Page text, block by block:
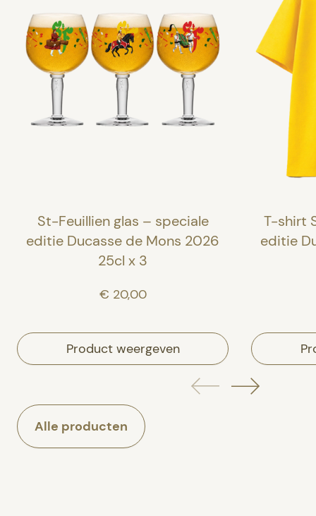
St-Feuillien glas – speciale
editie Ducasse de Mons 2026
25cl x 3
€ 20,00
Product weergeven
T-shirt
editie
Alle producten